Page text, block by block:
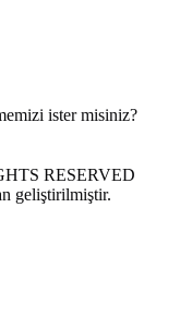
ister misiniz?
RESERVED
geliştirilmiştir.